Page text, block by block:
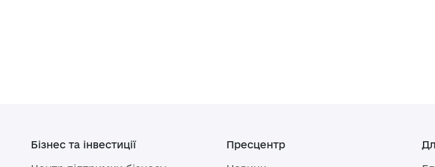
Бізнес та інвестиції Пресцентр